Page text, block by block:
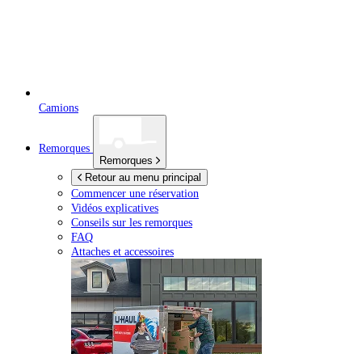
Camions
Remorques
Remorques
Retour au menu principal
Commencer une réservation
Vidéos explicatives
Conseils sur les remorques
FAQ
Attaches et accessoires